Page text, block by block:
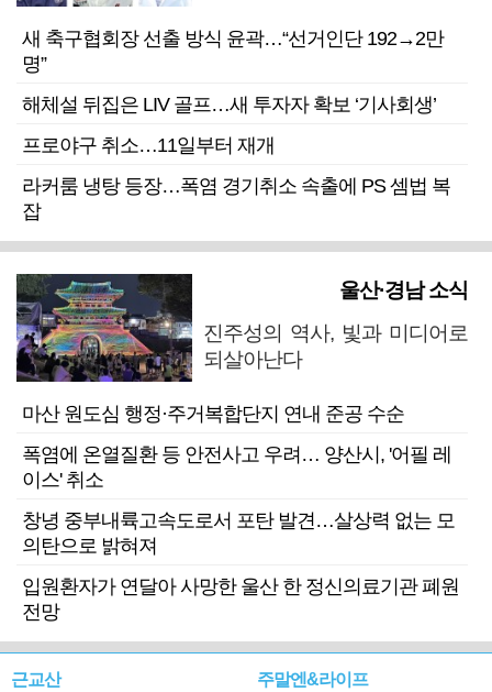
새 축구협회장 선출 방식 윤곽…“선거인단 192→2만
명”
해체설 뒤집은 LIV 골프…새 투자자 확보 ‘기사회생’
프로야구 취소…11일부터 재개
라커룸 냉탕 등장…폭염 경기취소 속출에 PS 셈법 복
잡
울산·경남 소식
진주성의 역사, 빛과 미디어로
되살아난다
마산 원도심 행정·주거복합단지 연내 준공 수순
폭염에 온열질환 등 안전사고 우려… 양산시, '어필 레
이스' 취소
창녕 중부내륙고속도로서 포탄 발견…살상력 없는 모
의탄으로 밝혀져
입원환자가 연달아 사망한 울산 한 정신의료기관 폐원
전망
근교산 주말엔&라이프